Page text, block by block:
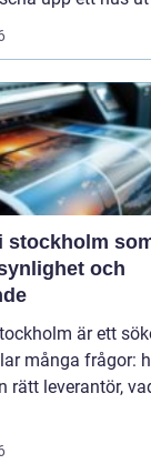
stockholm
och
är ett
många frågor:
rätt leverantör,